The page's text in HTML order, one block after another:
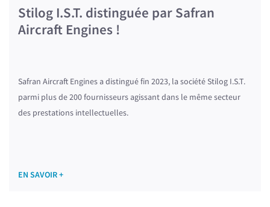
Stilog I.S.T. distinguée par Safran
Aircraft Engines !
Safran Aircraft Engines a distingué fin 2023, la société Stilog I.S.T.
parmi plus de 200 fournisseurs agissant dans le même secteur
des prestations intellectuelles.
EN SAVOIR +